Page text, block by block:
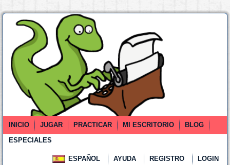
INICIO JUGAR PRACTICAR MI ESCRITORIO
BLOG
ESPECIALES
ESPAÑOL AYUDA REGISTRO LOGIN